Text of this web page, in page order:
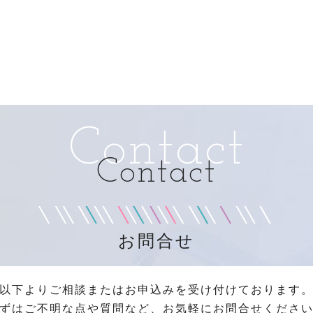
Contact
Contact
お問合せ
以下よりご相談またはお申込みを受け付けております。
はご不明な点や質問など、お気軽にお問合せくださ